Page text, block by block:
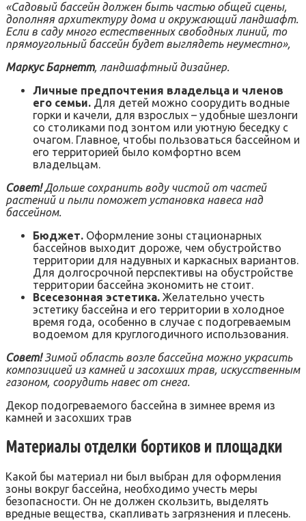
«Садовый бассейн должен быть частью общей сцены,
дополняя архитектуру дома и окружающий ландшафт.
Если в саду много естественных свободных линий, то
прямоугольный бассейн будет выглядеть неуместно»,
Маркус Барнетт, ландшафтный дизайнер.
Личные предпочтения владельца и членов
его семьи. Для детей можно соорудить водные
горки и качели, для взрослых – удобные шезлонги
со столиками под зонтом или уютную беседку с
очагом. Главное, чтобы пользоваться бассейном и
его территорией было комфортно всем
владельцам.
Совет! Дольше сохранить воду чистой от частей
растений и пыли поможет установка навеса над
бассейном.
Бюджет. Оформление зоны стационарных
бассейнов выходит дороже, чем обустройство
территории для надувных и каркасных вариантов.
Для долгосрочной перспективы на обустройстве
территории бассейна экономить не стоит.
Всесезонная эстетика. Желательно учесть
эстетику бассейна и его территории в холодное
время года, особенно в случае с подогреваемым
водоемом для круглогодичного использования.
Совет! Зимой область возле бассейна можно украсить
композицией из камней и засохших трав, искусственным
газоном, соорудить навес от снега.
Декор подогреваемого бассейна в зимнее время из
камней и засохших трав
Материалы отделки бортиков и площадки
Какой бы материал ни был выбран для оформления
зоны вокруг бассейна, необходимо учесть меры
безопасности. Он не должен скользить, выделять
вредные вещества, скапливать загрязнения и плесень.